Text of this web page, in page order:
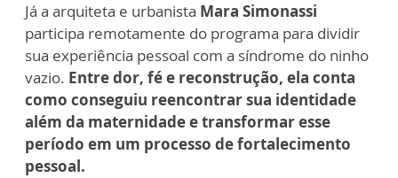
Já a arquiteta e urbanista Mara Simonassi
participa remotamente do programa para dividir
sua experiência pessoal com a síndrome do ninho
vazio. Entre dor, fé e reconstrução, ela conta
como conseguiu reencontrar sua identidade
além da maternidade e transformar esse
período em um processo de fortalecimento
pessoal.